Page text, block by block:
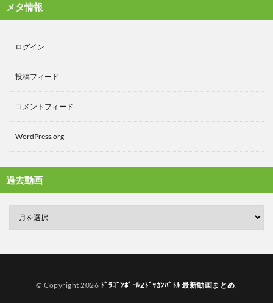
メタ情報
ログイン
投稿フィード
コメントフィード
WordPress.org
過去動画
© Copyright 2026 ﾄﾞﾗｺﾞﾝﾎﾞｰﾙZﾄﾞｯｶﾝﾊﾞﾄﾙ 最新動画まとめ